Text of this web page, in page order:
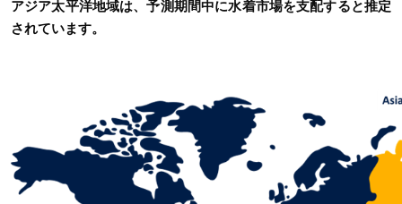
アジア太平洋地域は、予測期間中に水着市場を支配すると推定
されています。